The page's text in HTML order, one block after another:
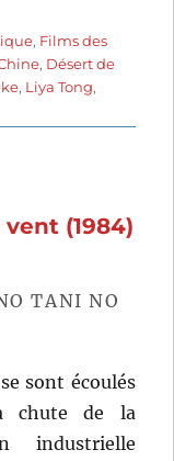
, Films des
, Désert de
, Liya Tong,
(1984)
TANI NO
sont écoulés
chute de la
industrielle